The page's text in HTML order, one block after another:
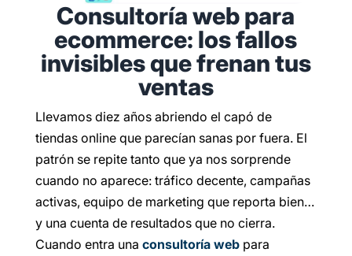
Consultoría web para
ecommerce: los fallos
invisibles que frenan tus
ventas
Llevamos diez años abriendo el capó de
tiendas online que parecían sanas por fuera. El
patrón se repite tanto que ya nos sorprende
cuando no aparece: tráfico decente, campañas
activas, equipo de marketing que reporta bien…
y una cuenta de resultados que no cierra.
Cuando entra una consultoría webpara